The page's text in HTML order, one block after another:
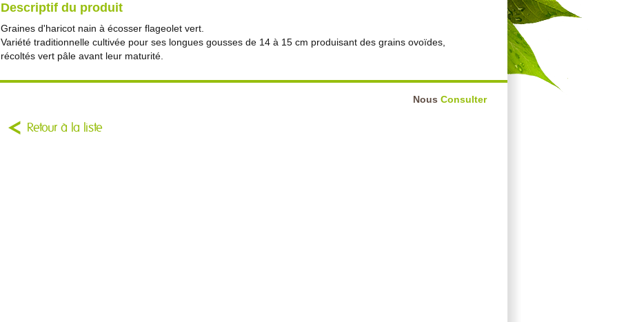
Descriptif du produit
Graines d'haricot nain à écosser flageolet vert.
Variété traditionnelle cultivée pour ses longues gousses de 14 à 15 cm produisant des grains ovoïdes,
récoltés vert pâle avant leur maturité.
Nous Consulter
Retour à la liste